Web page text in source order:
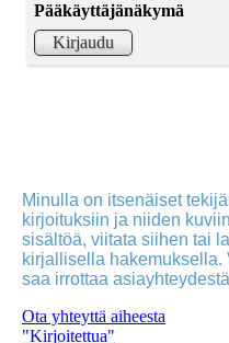
Pääkäyttäjänäkymä
Kirjaudu
Minulla on itsenäiset
kirjoituksiin ja niiden
sisältöä, viitata siihen tai
kirjallisella
saa irrottaa
Ota yhteyttä aiheesta
"Kirjoitettua"